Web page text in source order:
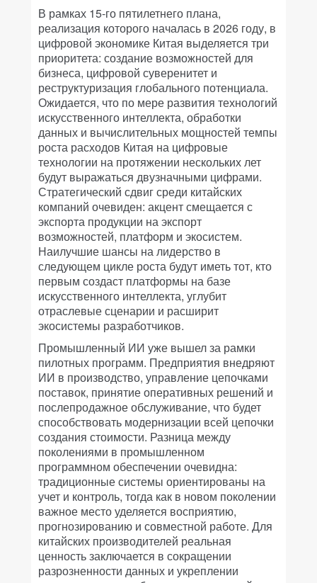
В рамках 15-го пятилетнего плана,
реализация которого началась в 2026 году, в
цифровой экономике Китая выделяется три
приоритета: создание возможностей для
бизнеса, цифровой суверенитет и
реструктуризация глобального потенциала.
Ожидается, что по мере развития технологий
искусственного интеллекта, обработки
данных и вычислительных мощностей темпы
роста расходов Китая на цифровые
технологии на протяжении нескольких лет
будут выражаться двузначными цифрами.
Стратегический сдвиг среди китайских
компаний очевиден: акцент смещается с
экспорта продукции на экспорт
возможностей, платформ и экосистем.
Наилучшие шансы на лидерство в
следующем цикле роста будут иметь тот, кто
первым создаст платформы на базе
искусственного интеллекта, углубит
отраслевые сценарии и расширит
экосистемы разработчиков.
Промышленный ИИ уже вышел за рамки
пилотных программ. Предприятия внедряют
ИИ в производство, управление цепочками
поставок, принятие оперативных решений и
послепродажное обслуживание, что будет
способствовать модернизации всей цепочки
создания стоимости. Разница между
поколениями в промышленном
программном обеспечении очевидна:
традиционные системы ориентированы на
учет и контроль, тогда как в новом поколении
важное место уделяется восприятию,
прогнозированию и совместной работе. Для
китайских производителей реальная
ценность заключается в сокращении
разрозненности данных и укреплении